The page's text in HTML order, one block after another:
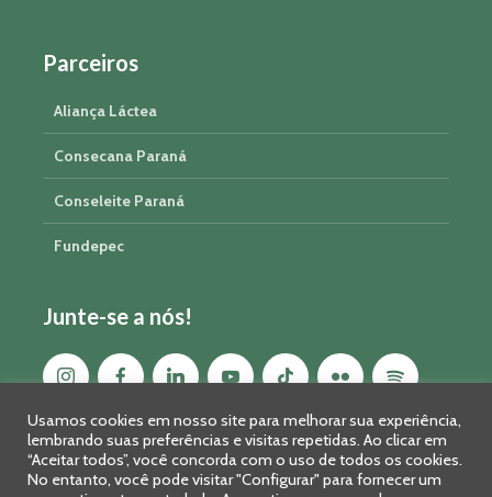
Parceiros
Aliança Láctea
Consecana Paraná
Conseleite Paraná
Fundepec
Junte-se a nós!
Usamos cookies em nosso site para melhorar sua experiência,
lembrando suas preferências e visitas repetidas. Ao clicar em
“Aceitar todos”, você concorda com o uso de todos os cookies.
No entanto, você pode visitar "Configurar" para fornecer um